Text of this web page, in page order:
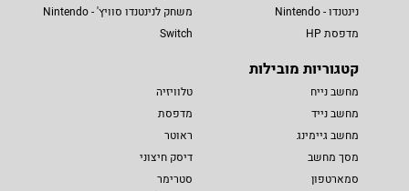
נינטנדו - Nintendo
מדפסת HP
משחק לנינטנדו סוויץ' - Nintendo
Switch
קטגוריות מובילות
מחשב נייח
מחשב נייד
מחשב גיימינג
מסך מחשב
סמארטפון
טלוויזיה
מדפסת
ראוטר
דיסק חיצוני
סטרימר